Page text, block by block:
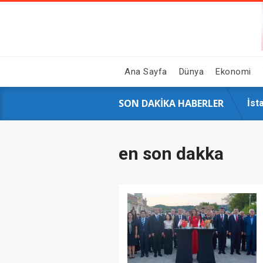
Ana Sayfa Dünya Ekonomi
SON DAKIKA HABERLER 16
AK
en son dakka